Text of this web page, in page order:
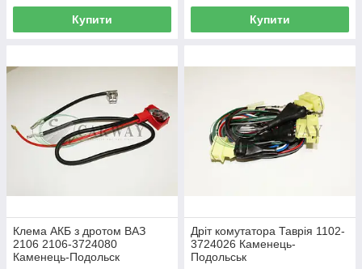
Купити Купити
Клема АКБ з дротом ВАЗ
2106 2106-3724080
Каменець-Подольск
Дріт комутатора Таврія 1102-
3724026 Каменець-
Подольськ